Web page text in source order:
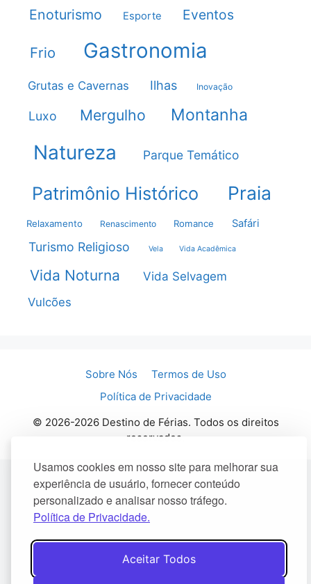
Usamos cookies em nosso site para melhorar sua
experiência de usuário, fornecer conteúdo
personalizado e analisar nosso tráfego.
Política de Privacidade.
Aceitar Todos
Enoturismo Esporte Eventos
Frio Gastronomia
Grutas e Cavernas Ilhas Inovação
Luxo Mergulho Montanha
Natureza Parque Temático
Patrimônio Histórico Praia
Relaxamento Renascimento Romance Safári
Turismo Religioso Vela Vida Acadêmica
Vida Noturna Vida Selvagem
Vulcões
Sobre Nós
Termos de Uso
Política de Privacidade
© 2026-2026 Destino de Férias. Todos os direitos
reservados.